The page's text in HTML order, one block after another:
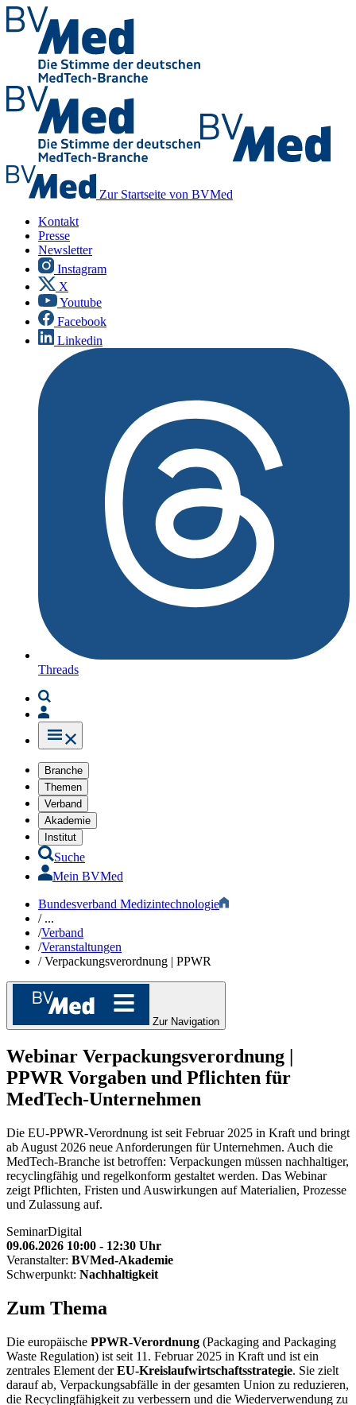
Zur Startseite von BVMed
Kontakt
Presse
Newsletter
Instagram
X
Youtube
Facebook
Linkedin
Threads
Branche
Themen
Verband
Akademie
Institut
Suche
Mein BVMed
Bundesverband Medizintechnologie
/...
/Verband
/Veranstaltungen
/Verpackungsverordnung | PPWR
Zur Navigation
Webinar Verpackungsverordnung |
PPWR Vorgaben und Pflichten für
MedTech-Unternehmen
Die EU-PPWR-Verordnung ist seit Februar 2025 in Kraft und bringt
ab August 2026 neue Anforderungen für Unternehmen. Auch die
MedTech-Branche ist betroffen: Verpackungen müssen nachhaltiger,
recyclingfähig und regelkonform gestaltet werden. Das Webinar
zeigt Pflichten, Fristen und Auswirkungen auf Materialien, Prozesse
und Zulassung auf.
SeminarDigital
09.06.2026 10:00 - 12:30 Uhr
Veranstalter: BVMed-Akademie
Schwerpunkt: Nachhaltigkeit
Zum Thema
Die europäische PPWR-Verordnung (Packaging and Packaging
Waste Regulation) ist seit 11. Februar 2025 in Kraft und ist ein
zentrales Element derEU-Kreislaufwirtschaftsstrategie. Sie zielt
darauf ab, Verpackungsabfälle in der gesamten Union zu reduzieren,
die Recyclingfähigkeit zu verbessern und die Wiederverwendung zu